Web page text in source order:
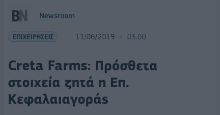
Newsroom
ΕΠΙΧΕΙΡΗΣΕΙΣ 11/06/2019 03:00
Creta Farms: Πρόσθετα
στοιχεία ζητά η Επ.
Κεφαλαιαγοράς